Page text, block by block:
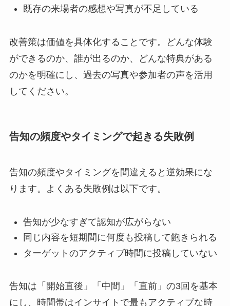
既存の来場者の感想や写真が不足している
改善策は価値を具体化することです。どんな体験
ができるのか、誰が出るのか、どんな特典がある
のかを明確にし、過去の写真や参加者の声を活用
してください。
告知の頻度やタイミングで起きる失敗例
告知の頻度やタイミングを間違えると逆効果にな
ります。よくある失敗例は以下です。
告知が少なすぎて認知が広がらない
同じ内容を短期間に何度も投稿して飽きられる
ターゲットのアクティブ時間に投稿していない
告知は「開始直後」「中間」「直前」の3回を基本
にし、時間帯はインサイトで最もアクティブな時